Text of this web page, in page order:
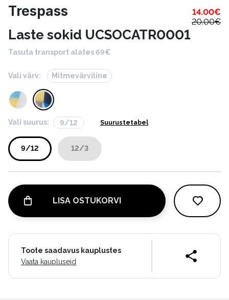
Trespass 14.00€
20.00€
Laste sokid UCSOCATR0001
Tasuta transport alates 69€
Vali värv: Mitmevärviline
Vali suurus: 9/12 Suurustetabel
9/12 12/3
LISA OSTUKORVI
Toote saadavus kauplustes
Vaata kaupluseid